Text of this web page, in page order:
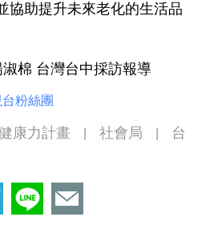
協助提升未來老化的生活品
棉 台灣台中採訪報導
粉絲團
康力計畫 社會局
台